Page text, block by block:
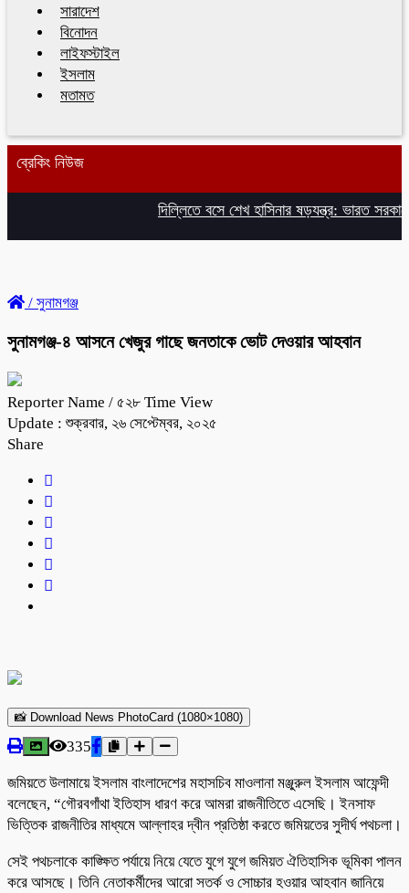
সারাদেশ
বিনোদন
লাইফস্টাইল
ইসলাম
মতামত
ব্রেকিং নিউজ
দিল্লিতে বসে শেখ হাসিনার ষড়যন্ত্র: ভারত
/ সুনামগঞ্জ
সুনামগঞ্জ-৪ আসনে খেজুর গাছে জনতাকে ভোট দেওয়ার আহবান
Reporter Name / ৫২৮ Time View
Update : শুক্রবার, ২৬ সেপ্টেম্বর, ২০২৫
Share
📸 Download News PhotoCard (1080×1080)
335
জমিয়তে উলামায়ে ইসলাম বাংলাদেশের মহাসচিব মাওলানা মঞ্জুরুল ইসলাম আফেন্দী
বলেছেন, “গৌরবগাঁথা ইতিহাস ধারণ করে আমরা রাজনীতিতে এসেছি। ইনসাফ
ভিত্তিক রাজনীতির মাধ্যমে আল্লাহর দ্বীন প্রতিষ্ঠা করতে জমিয়তের সুদীর্ঘ পথচলা।
সেই পথচলাকে কাঙ্ক্ষিত পর্যায়ে নিয়ে যেতে যুগে যুগে জমিয়ত ঐতিহাসিক ভূমিকা পালন
করে আসছে। তিনি নেতাকর্মীদের আরো সতর্ক ও সোচ্চার হওয়ার আহবান জানিয়ে